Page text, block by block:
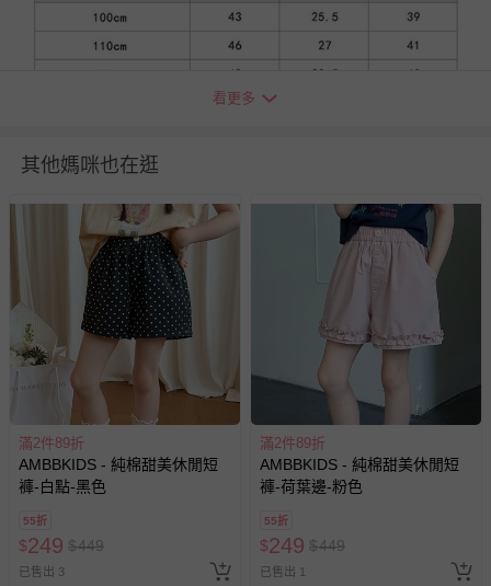
退換貨須知
您所購買的商品享有7天的鑑賞期／猶豫期權益，但此期間
並非試用期，您所退回的商品必須是未經使用的全新狀態，
包含完整包裝、配件、說明文件及贈品等。
瑕疵退換貨所產生的運費，將由媽咪愛負責處理，若非瑕疵
退貨，您可至『查詢訂單』>『已出貨』中查詢該筆訂單，
並點選『我要退貨』即可進行申請。若有相關退貨問題，請
看更多
其他媽咪也在逛
滿2件89折
AMBBKIDS - 純棉甜美休閒短
褲-白點-黑色
55折
$249 $449
已售出 3
滿2件89折
AMBBKIDS - 純棉甜美休閒短
褲-荷葉邊-粉色
55折
$249 $449
已售出 1